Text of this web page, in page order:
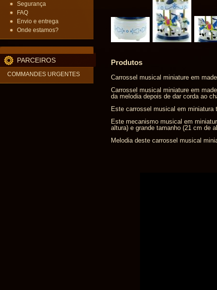
Segurança
FAQ
Envio e entrega
Onde estamos?
PARCEIROS
COMMANDES URGENTES
Produtos
Carrossel musical miniature em
Carrossel musical miniature em
da melodia depois de dar corda ao
Este carrossel musical em
Este mecanismo musical em
altura) e grande tamanho (21 cm de
Melodia deste carrossel musical